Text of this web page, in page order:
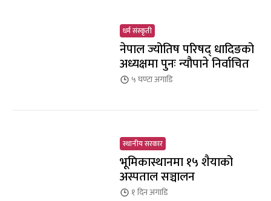
धर्म संस्कृती
नेपाल ज्योतिष परिषद् धादिङको
अध्यक्षमा पुनः न्यौपाने निर्वाचित
५ घण्टाअगाडि
स्थानीय सरकार
भूमिकास्थानमा १५ शैयाको
अस्पताल सञ्चालन
१ दिनअगाडि